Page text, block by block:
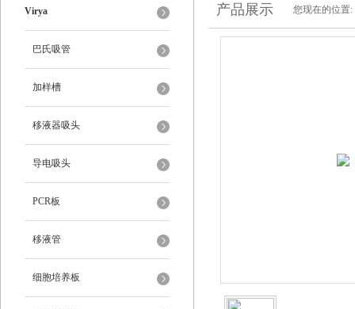
Virya
巴氏吸管
加样槽
移液器吸头
导电吸头
PCR板
移液管
细胞培养板
产品展示 您现在的位置: